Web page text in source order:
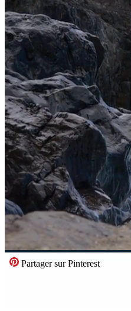
Vidéos
Motion graphics
Images Éditoriales
Événements Éditoriaux
Partager sur Pinterest